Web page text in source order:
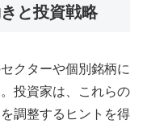
と投資戦略
クターや個別銘柄に
投資家は、これらの
調整するヒントを得